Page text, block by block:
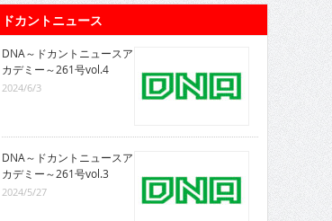
ドカントニュース
DNA～ドカントニュースア
カデミー～261号vol.4
2024/6/3
DNA～ドカントニュースア
カデミー～261号vol.3
2024/5/27